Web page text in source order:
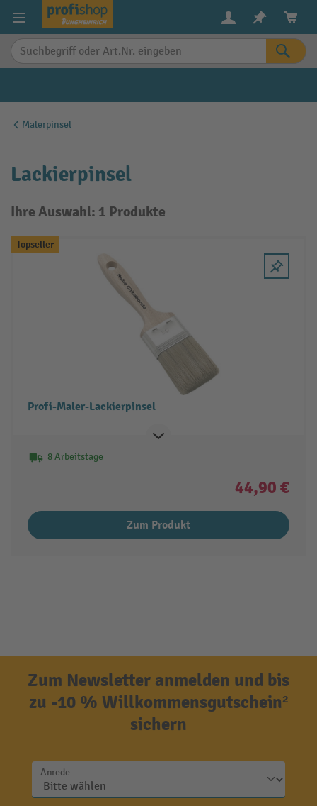
springen
Malerpinsel
Lackierpinsel
Ihre Auswahl: 1 Produkte
Topseller
Profi-Maler-Lackierpinsel
8 Arbeitstage
44,90 €
Zum Produkt
Zum Newsletter anmelden und bis
zu -10 % Willkommensgutschein²
sichern
Anrede